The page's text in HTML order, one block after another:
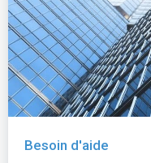
Besoin d'aide